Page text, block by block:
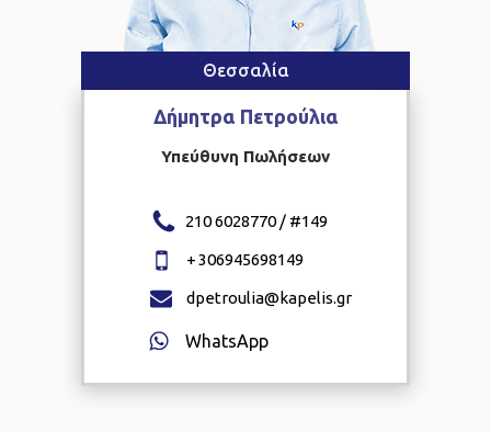
Θεσσαλία
Δήμητρα Πετρούλια
Υπεύθυνη Πωλήσεων
210 6028770 / #149
+306945698149
dpetroulia@kapelis.gr
WhatsApp